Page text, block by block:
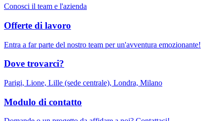
Conosci il team e l'azienda
Offerte di lavoro
Entra a far parte del nostro team per un'avventura emozionante!
Dove trovarci?
Parigi, Lione, Lille (sede centrale), Londra, Milano
Modulo di contatto